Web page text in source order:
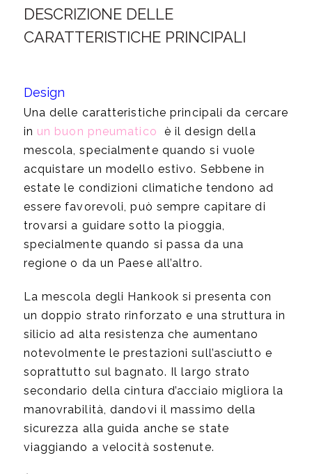
DESCRIZIONE DELLE
CARATTERISTICHE PRINCIPALI
Design
Una delle caratteristiche principali da cercare
in un buon pneumatico è il design della
mescola, specialmente quando si vuole
acquistare un modello estivo. Sebbene in
estate le condizioni climatiche tendono ad
essere favorevoli, può sempre capitare di
trovarsi a guidare sotto la pioggia,
specialmente quando si passa da una
regione o da un Paese all’altro.
La mescola degli Hankook si presenta con
un doppio strato rinforzato e una struttura in
silicio ad alta resistenza che aumentano
notevolmente le prestazioni sull’asciutto e
soprattutto sul bagnato. Il largo strato
secondario della cintura d’acciaio migliora la
manovrabilità, dandovi il massimo della
sicurezza alla guida anche se state
viaggiando a velocità sostenute.